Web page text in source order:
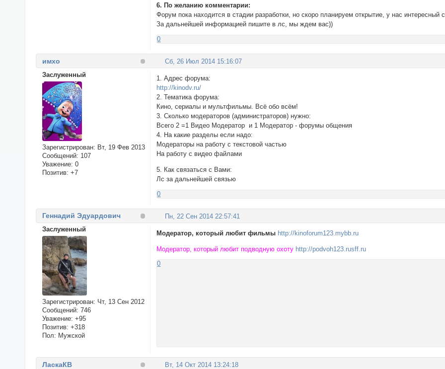
6. По желанию комментарии:
Форум пока находится в стадии разработки, но скоро планируем открытие, у нас
За дальнейшей информацией пишите в лс, мы ждем вас))
0
Сб, 26 Июл 2014 15:16:07
имхо
Заслуженный
Зарегистрирован: Вт, 19 Фев 2013
Сообщений: 107
Уважение: 0
Позитив: +7
1. Адрес форума:
http://kinodv.ru/
2. Тематика форума:
Кино, сериалы и мультфильмы. Всё обо всём!
3. Сколько модераторов (администраторов) нужно:
Всего 2 =1 Видео Модератор и 1 Модератор - форумы общения
4. На какие разделы если надо:
Модераторы на работу с текстовой частью
На работу с видео файлами
5. Как связаться с Вами:
Лс за дальнейшей связью
0
Пн, 22 Сен 2014 22:57:41
Геннадий Эдуардович
Заслуженный
Зарегистрирован: Чт, 13 Сен 2012
Сообщений: 746
Уважение: +95
Позитив: +318
Пол: Мужской
Модератор, который любит фильмы http://kinoforum123.mybb.ru
Модератор, который любит подводную охоту http://podvoh123.rusff.ru
0
Вт, 14 Окт 2014 13:24:18
ЛаскаКВ